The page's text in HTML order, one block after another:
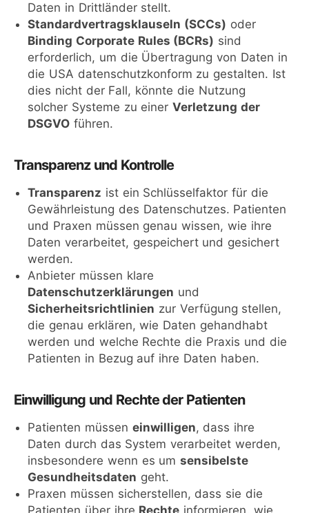
Daten in Drittländer stellt.
Standardvertragsklauseln (SCCs) oder
Binding Corporate Rules (BCRs) sind
erforderlich, um die Übertragung von Daten in
die USA datenschutzkonform zu gestalten. Ist
dies nicht der Fall, könnte die Nutzung
solcher Systeme zu einerVerletzung der
DSGVO führen.
Transparenz und Kontrolle
Transparenz ist ein Schlüsselfaktor für die
Gewährleistung des Datenschutzes. Patienten
und Praxen müssen genau wissen, wie ihre
Daten verarbeitet, gespeichert und gesichert
werden.
Anbieter müssen klare
Datenschutzerklärungen und
Sicherheitsrichtlinien zur Verfügung stellen,
die genau erklären, wie Daten gehandhabt
werden und welche Rechte die Praxis und die
Patienten in Bezug auf ihre Daten haben.
Einwilligung und Rechte der Patienten
Patienten müssen einwilligen, dass ihre
Daten durch das System verarbeitet werden,
insbesondere wenn es umsensibelste
Gesundheitsdaten geht.
Praxen müssen sicherstellen, dass sie die